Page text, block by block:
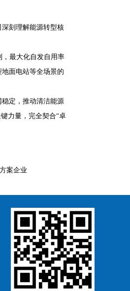
刻理解能源转型核
，最大化自发自用率
面电站等全场景的
定，推动清洁能源
力量，完全契合“卓
案企业